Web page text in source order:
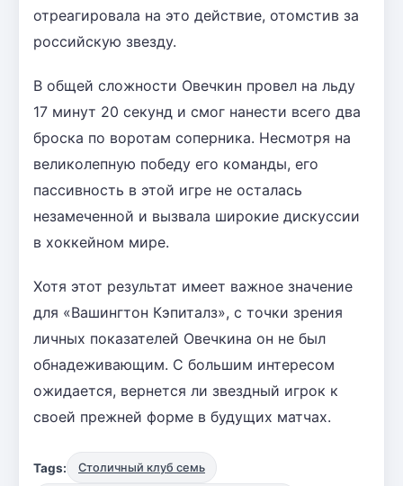
отреагировала на это действие, отомстив за
российскую звезду.
В общей сложности Овечкин провел на льду
17 минут 20 секунд и смог нанести всего два
броска по воротам соперника. Несмотря на
великолепную победу его команды, его
пассивность в этой игре не осталась
незамеченной и вызвала широкие дискуссии
в хоккейном мире.
Хотя этот результат имеет важное значение
для «Вашингтон Кэпиталз», с точки зрения
личных показателей Овечкина он не был
обнадеживающим. С большим интересом
ожидается, вернется ли звездный игрок к
своей прежней форме в будущих матчах.
Tags: Столичный клуб семь